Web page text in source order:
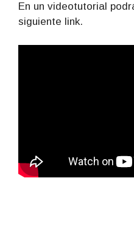
En un videotutorial
siguiente link.